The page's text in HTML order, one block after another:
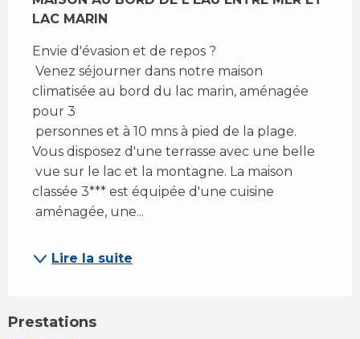
LAC MARIN
Envie d'évasion et de repos ?
climatisée au bord du lac marin, aménagée
pour 3
Vous disposez d'une terrasse avec une belle
classée 3*** est équipée d'une cuisine
aménagée, une...
Lire la suite
Prestations